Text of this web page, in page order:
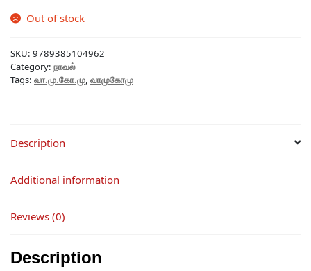
Out of stock
SKU: 9789385104962
Category: நாவல்
Tags: வா.மு.கோ.மு, வாமுகோமு
Description
Additional information
Reviews (0)
Description